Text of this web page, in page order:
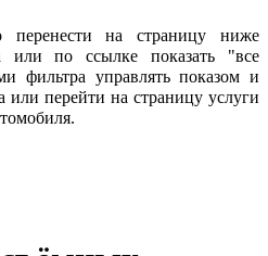
перенести на страницу ниже
или по ссылке показать "все
фильтра управлять показом и
или перейти на страницу услуги